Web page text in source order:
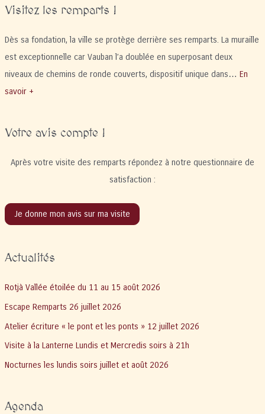
Visitez les remparts !
Dès sa fondation, la ville se protège derrière ses remparts. La muraille
est exceptionnelle car Vauban l’a doublée en superposant deux
niveaux de chemins de ronde couverts, dispositif unique dans… En
savoir +
Votre avis compte !
Après votre visite des remparts répondez à notre questionnaire de
satisfaction :
Je donne mon avis sur ma visite
Actualités
Rotjà Vallée étoilée du 11 au 15 août 2026
Escape Remparts 26 juillet 2026
Atelier écriture « le pont et les ponts » 12 juillet 2026
Visite à la Lanterne Lundis et Mercredis soirs à 21h
Nocturnes les lundis soirs juillet et août 2026
Agenda